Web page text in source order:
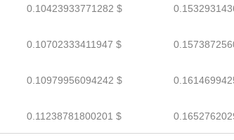
0.10423933771282 $
0.10702333411947 $
0.10979956094242 $
0.11238781800201 $